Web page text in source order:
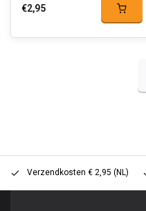
€2,95
Verzendkosten € 2,95 (NL)